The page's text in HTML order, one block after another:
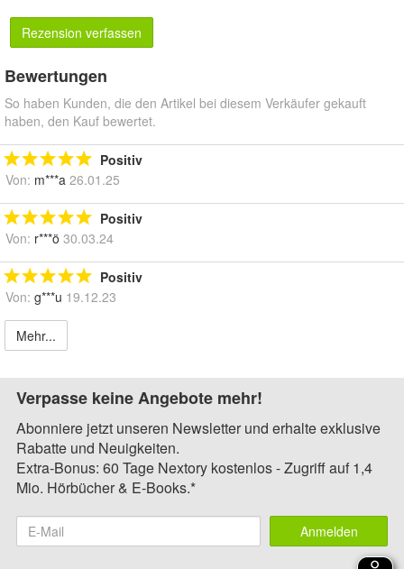
Rezension verfassen
Bewertungen
So haben Kunden, die den Artikel bei diesem Verkäufer gekauft
haben, den Kauf bewertet.
Positiv
Von: m***a 26.01.25
Positiv
Von: r***ö 30.03.24
Positiv
Von: g***u 19.12.23
Mehr...
Verpasse keine Angebote mehr!
Abonniere jetzt unseren Newsletter und erhalte exklusive
Rabatte und Neuigkeiten.
Extra-Bonus: 60 Tage Nextory kostenlos - Zugriff auf 1,4
Mio. Hörbücher & E-Books.*
Anmelden